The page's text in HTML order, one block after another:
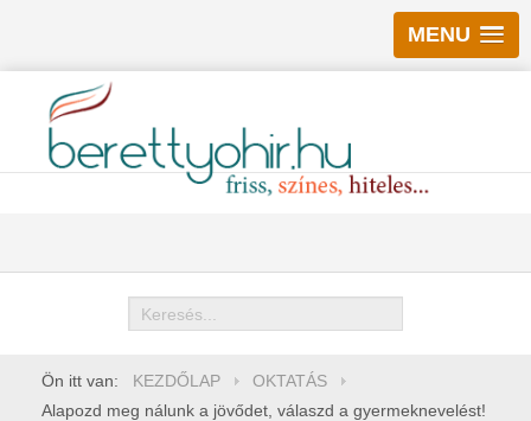
MENU
Keresés
Ön itt van: KEZDŐLAP
OKTATÁS
Alapozd meg nálunk a jövődet, válaszd a gyermeknevelést!